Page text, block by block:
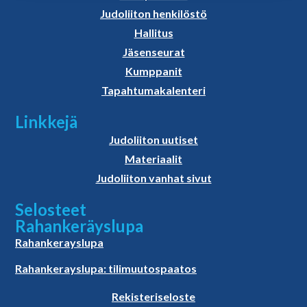
Judoliiton henkilöstö
Hallitus
Jäsenseurat
Kumppanit
Tapahtumakalenteri
Linkkejä
Judoliiton uutiset
Materiaalit
Judoliiton vanhat sivut
Selosteet
Rahankeräyslupa
Rahankerayslupa
Rahankerayslupa: tilimuutospaatos
Rekisteriseloste